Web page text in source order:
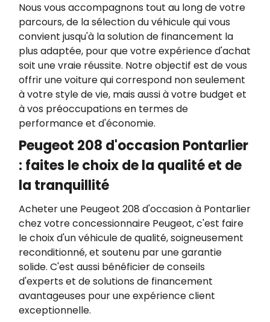
Nous vous accompagnons tout au long de votre
parcours, de la sélection du véhicule qui vous
convient jusqu'à la solution de financement la
plus adaptée, pour que votre expérience d'achat
soit une vraie réussite. Notre objectif est de vous
offrir une voiture qui correspond non seulement
à votre style de vie, mais aussi à votre budget et
à vos préoccupations en termes de
performance et d'économie.
Peugeot 208 d'occasion Pontarlier
: faites le choix de la qualité et de
la tranquillité
Acheter une Peugeot 208 d'occasion à Pontarlier
chez votre concessionnaire Peugeot, c'est faire
le choix d'un véhicule de qualité, soigneusement
reconditionné, et soutenu par une garantie
solide. C'est aussi bénéficier de conseils
d'experts et de solutions de financement
avantageuses pour une expérience client
exceptionnelle.